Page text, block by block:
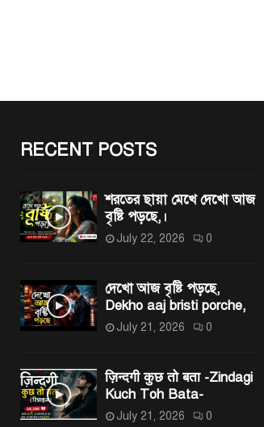
RECENT POSTS
শরতের ছায়া মেখে দেখো আজ
বৃষ্টি পড়ছে,।
July 22, 2026 0
দেখো আজ বৃষ্টি পড়ছে,
Dekho aaj bristi porche,
July 21, 2026 0
ज़िन्दगी कुछ तो बता -Zindagi
Kuch Toh Bata-
July 21, 2026 0